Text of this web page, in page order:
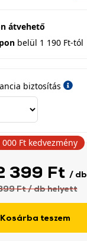
átvehető
belül 1 190 Ft-tól
biztosítás
399 Ft / db
Ft/ dbhelyett
Kosárba teszem
000 Ft kedvezmény